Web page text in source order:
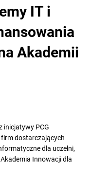
IT i
Akademii
inicjatywy PCG
dostarczających
dla uczelni,
Innowacji dla